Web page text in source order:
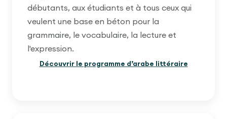
débutants, aux étudiants et à tous ceux qui
veulent une base en béton pour la
grammaire, le vocabulaire, la lecture et
l'expression.
Découvrir le programme d’arabe littéraire